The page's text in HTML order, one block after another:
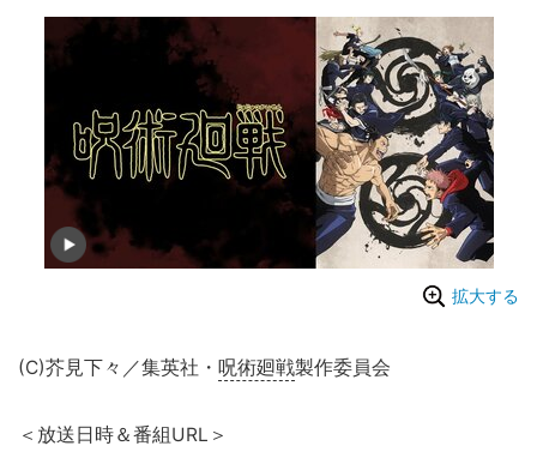
拡大する
(C)芥見下々／集英社・ 呪術廻戦製作委員会
＜放送日時＆番組URL＞